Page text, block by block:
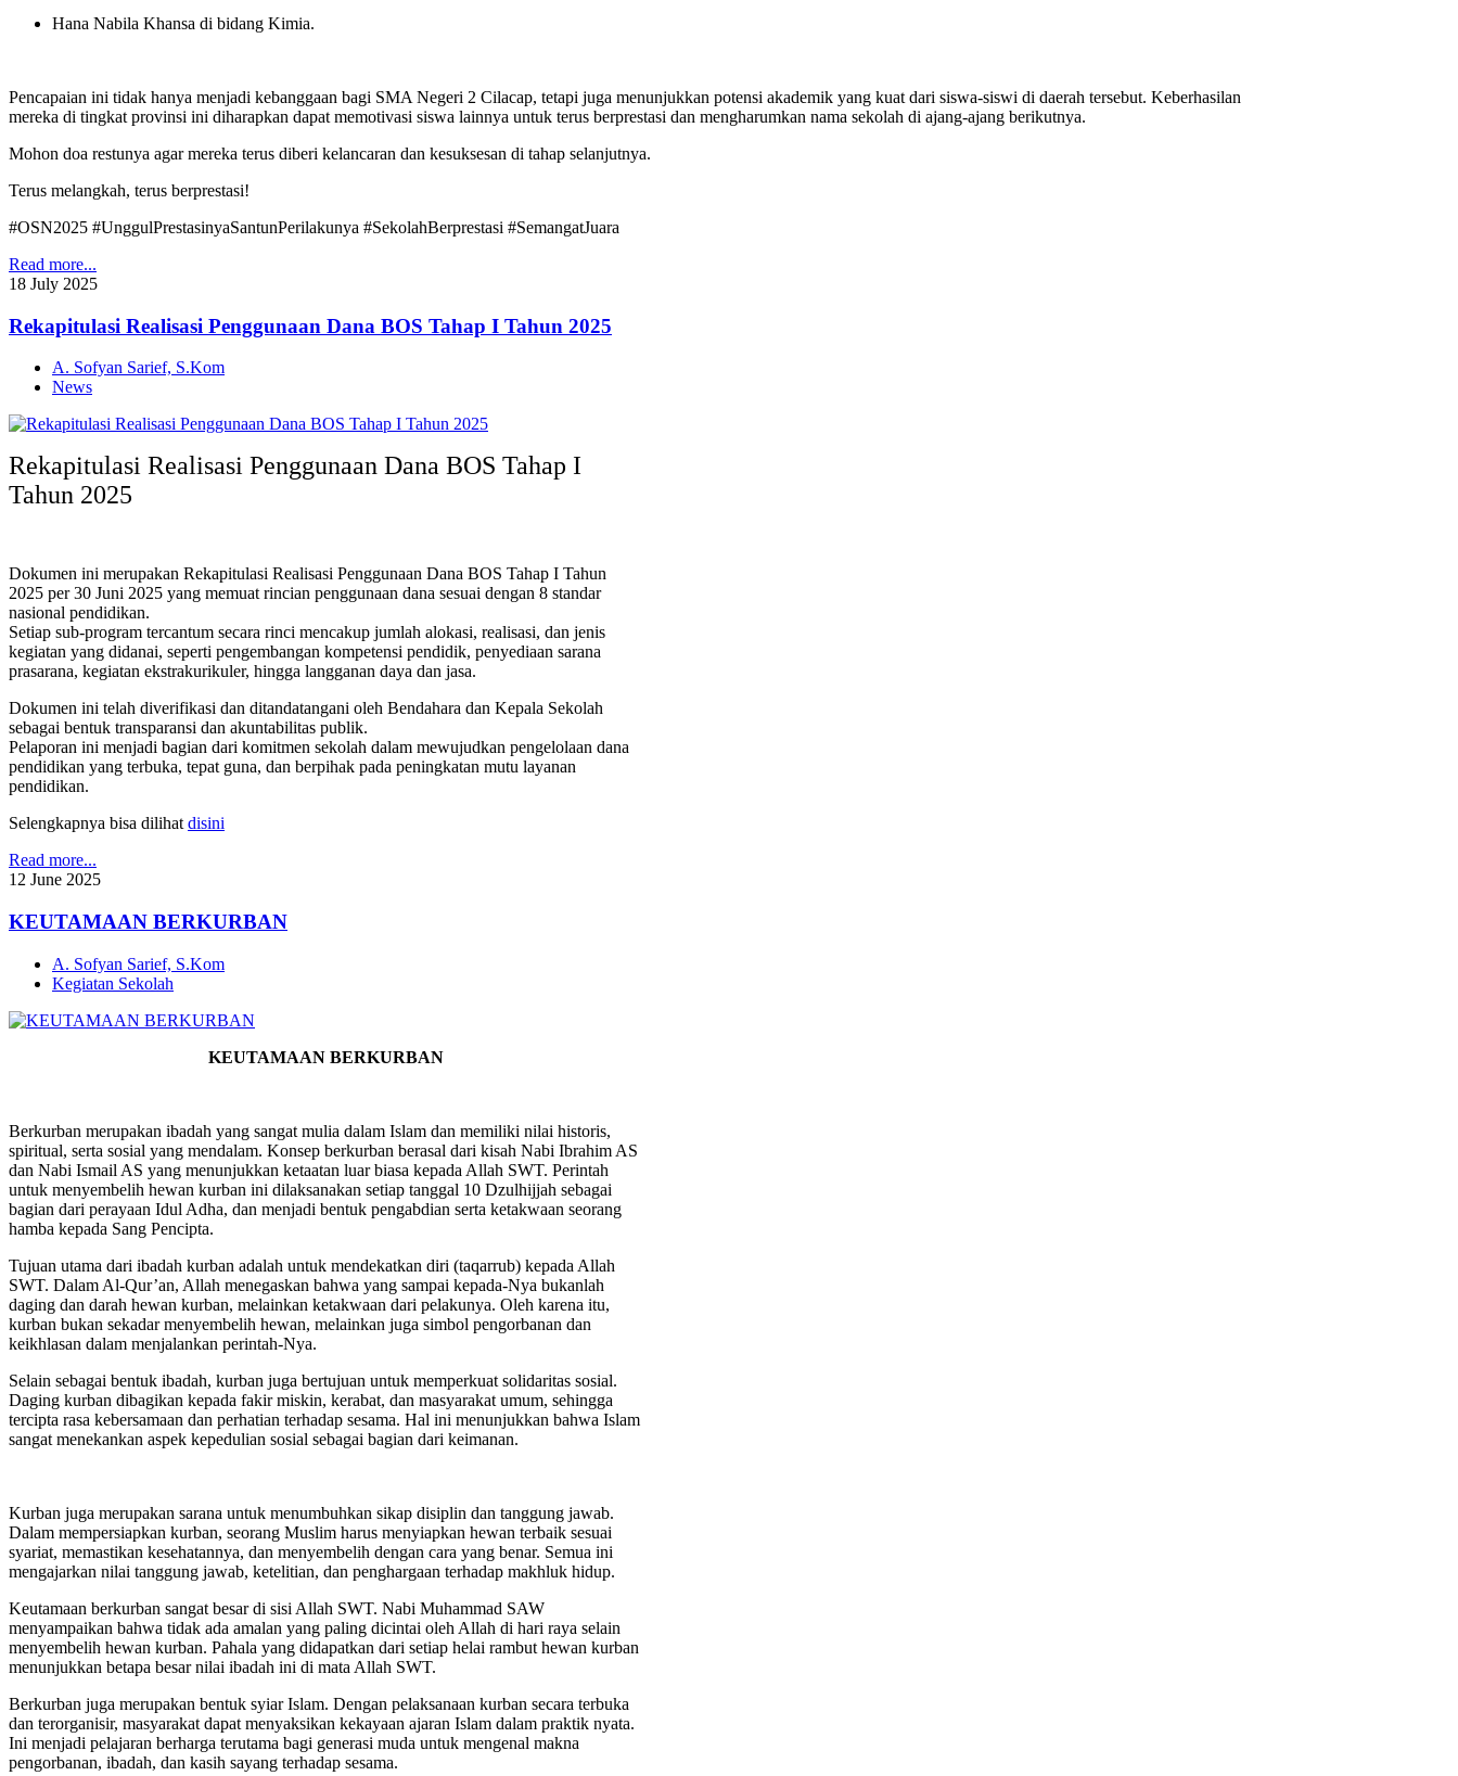
Hana Nabila Khansa di bidang Kimia.
Pencapaian ini tidak hanya menjadi kebanggaan bagi SMA Negeri 2 Cilacap, tetapi juga menunjukkan potensi akademik yang kuat dari siswa-siswi di daerah tersebut. Keberhasilan
mereka di tingkat provinsi ini diharapkan dapat memotivasi siswa lainnya untuk terus berprestasi dan mengharumkan nama sekolah di ajang-ajang berikutnya.
Mohon doa restunya agar mereka terus diberi kelancaran dan kesuksesan di tahap selanjutnya.
Terus melangkah, terus berprestasi!
#OSN2025 #UnggulPrestasinyaSantunPerilakunya #SekolahBerprestasi #SemangatJuara
Read more...
18 July 2025
Rekapitulasi Realisasi Penggunaan Dana BOS Tahap I Tahun 2025
A. Sofyan Sarief, S.Kom
News
Rekapitulasi Realisasi Penggunaan Dana BOS Tahap I
Tahun 2025
Dokumen ini merupakan Rekapitulasi Realisasi Penggunaan Dana BOS Tahap I Tahun
2025 per 30 Juni 2025 yang memuat rincian penggunaan dana sesuai dengan 8 standar
nasional pendidikan.
Setiap sub-program tercantum secara rinci mencakup jumlah alokasi, realisasi, dan jenis
kegiatan yang didanai, seperti pengembangan kompetensi pendidik, penyediaan sarana
prasarana, kegiatan ekstrakurikuler, hingga langganan daya dan jasa.
Dokumen ini telah diverifikasi dan ditandatangani oleh Bendahara dan Kepala Sekolah
sebagai bentuk transparansi dan akuntabilitas publik.
Pelaporan ini menjadi bagian dari komitmen sekolah dalam mewujudkan pengelolaan dana
pendidikan yang terbuka, tepat guna, dan berpihak pada peningkatan mutu layanan
pendidikan.
Selengkapnya bisa dilihat disini
Read more...
12 June 2025
KEUTAMAAN BERKURBAN
A. Sofyan Sarief, S.Kom
Kegiatan Sekolah
KEUTAMAAN BERKURBAN
Berkurban merupakan ibadah yang sangat mulia dalam Islam dan memiliki nilai historis,
spiritual, serta sosial yang mendalam. Konsep berkurban berasal dari kisah Nabi Ibrahim AS
dan Nabi Ismail AS yang menunjukkan ketaatan luar biasa kepada Allah SWT. Perintah
untuk menyembelih hewan kurban ini dilaksanakan setiap tanggal 10 Dzulhijjah sebagai
bagian dari perayaan Idul Adha, dan menjadi bentuk pengabdian serta ketakwaan seorang
hamba kepada Sang Pencipta.
Tujuan utama dari ibadah kurban adalah untuk mendekatkan diri (taqarrub) kepada Allah
SWT. Dalam Al-Qur’an, Allah menegaskan bahwa yang sampai kepada-Nya bukanlah
daging dan darah hewan kurban, melainkan ketakwaan dari pelakunya. Oleh karena itu,
kurban bukan sekadar menyembelih hewan, melainkan juga simbol pengorbanan dan
keikhlasan dalam menjalankan perintah-Nya.
Selain sebagai bentuk ibadah, kurban juga bertujuan untuk memperkuat solidaritas sosial.
Daging kurban dibagikan kepada fakir miskin, kerabat, dan masyarakat umum, sehingga
tercipta rasa kebersamaan dan perhatian terhadap sesama. Hal ini menunjukkan bahwa Islam
sangat menekankan aspek kepedulian sosial sebagai bagian dari keimanan.
Kurban juga merupakan sarana untuk menumbuhkan sikap disiplin dan tanggung jawab.
Dalam mempersiapkan kurban, seorang Muslim harus menyiapkan hewan terbaik sesuai
syariat, memastikan kesehatannya, dan menyembelih dengan cara yang benar. Semua ini
mengajarkan nilai tanggung jawab, ketelitian, dan penghargaan terhadap makhluk hidup.
Keutamaan berkurban sangat besar di sisi Allah SWT. Nabi Muhammad SAW
menyampaikan bahwa tidak ada amalan yang paling dicintai oleh Allah di hari raya selain
menyembelih hewan kurban. Pahala yang didapatkan dari setiap helai rambut hewan kurban
menunjukkan betapa besar nilai ibadah ini di mata Allah SWT.
Berkurban juga merupakan bentuk syiar Islam. Dengan pelaksanaan kurban secara terbuka
dan terorganisir, masyarakat dapat menyaksikan kekayaan ajaran Islam dalam praktik nyata.
Ini menjadi pelajaran berharga terutama bagi generasi muda untuk mengenal makna
pengorbanan, ibadah, dan kasih sayang terhadap sesama.